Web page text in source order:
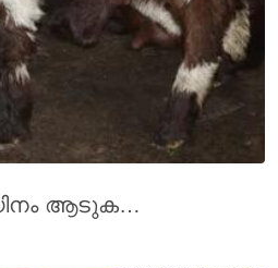
ആടുകൾ വിൽപനക്ക്